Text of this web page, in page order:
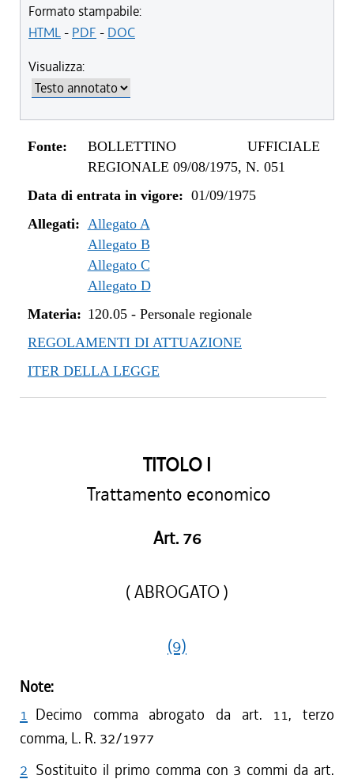
Formato stampabile:
HTML- PDF - DOC
Visualizza:
Fonte:
BOLLETTINO UFFICIALE
REGIONALE 09/08/1975, N. 051
Data di entrata in vigore: 01/09/1975
Allegati: Allegato A
Allegato B
Allegato C
Allegato D
Materia: 120.05- Personale regionale
REGOLAMENTI DI ATTUAZIONE
ITER DELLA LEGGE
TITOLO I
Trattamento economico
Art. 76
( ABROGATO )
(9)
Note:
1 Decimo comma abrogato da art. 11, terzo
comma, L. R. 32/1977
2 Sostituito il primo comma con 3 commi da art.